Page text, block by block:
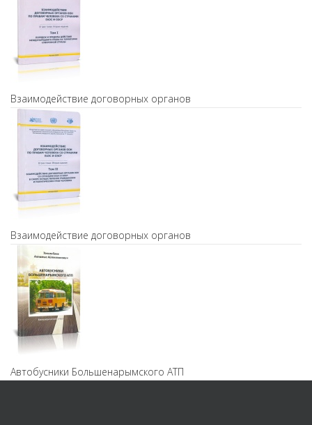
Взаимодействие договорных органов
Взаимодействие договорных органов
Автобусники Большенарымского АТП